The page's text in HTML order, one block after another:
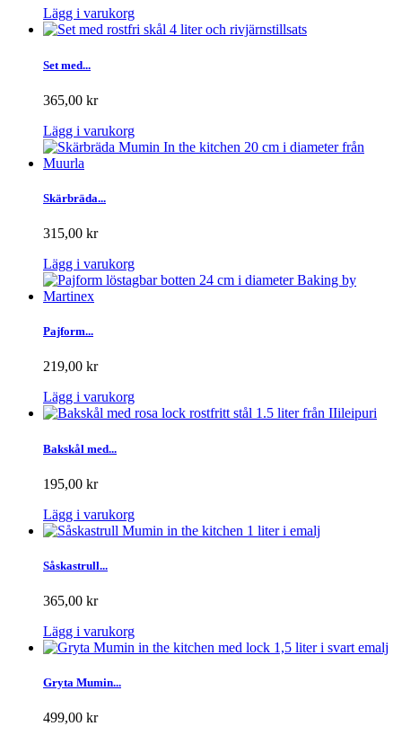
Lägg i varukorg
Set med...
365,00 kr
Lägg i varukorg
Skärbräda...
315,00 kr
Lägg i varukorg
Pajform...
219,00 kr
Lägg i varukorg
Bakskål med...
195,00 kr
Lägg i varukorg
Såskastrull...
365,00 kr
Lägg i varukorg
Gryta Mumin...
499,00 kr